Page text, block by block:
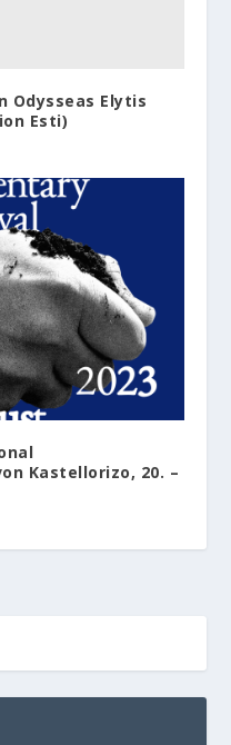
Odysseas Elytis
Esti)
Kastellorizo, 20. –